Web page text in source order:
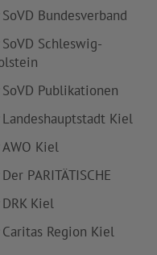
SoVD Bundesverband
SoVD Schleswig-
SoVD Publikationen
Landeshauptstadt Kiel
AWO Kiel
Der PARITÄTISCHE
DRK Kiel
Caritas Region Kiel